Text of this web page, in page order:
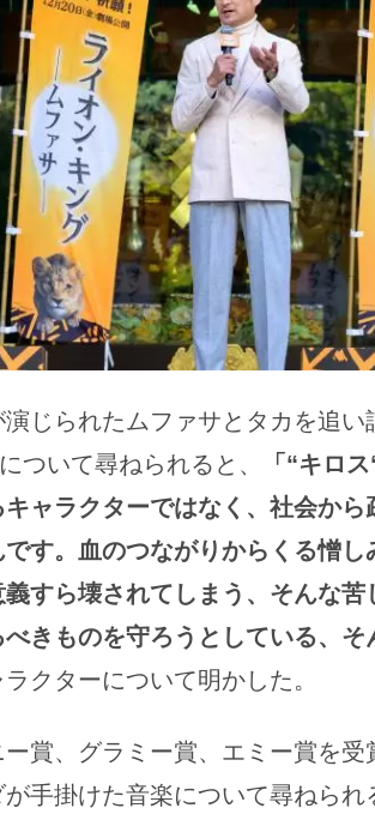
演じられたムファサとタカを追
ついて尋ねられると、
「“キロ
キャラクターではなく、社会か
です。血のつながりからくる憎
すら壊されてしまう、そんな
きものを守ろうとしている、
ラクターについて明かした。
ー賞、グラミー賞、エミー賞を
が手掛けた音楽について尋ねら